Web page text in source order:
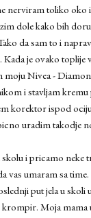
nerviram toliko
dole kako bih
da sam to i
je ovako
moju Nivea -
i stavljam
korektor ispod
uradim takodje
i pricamo neke
umaram sa
put jela u skoli
Moja mama